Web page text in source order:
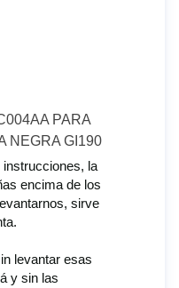
PARA
NEGRA GI190
la
encima de los
sirve
levantar esas
y sin las